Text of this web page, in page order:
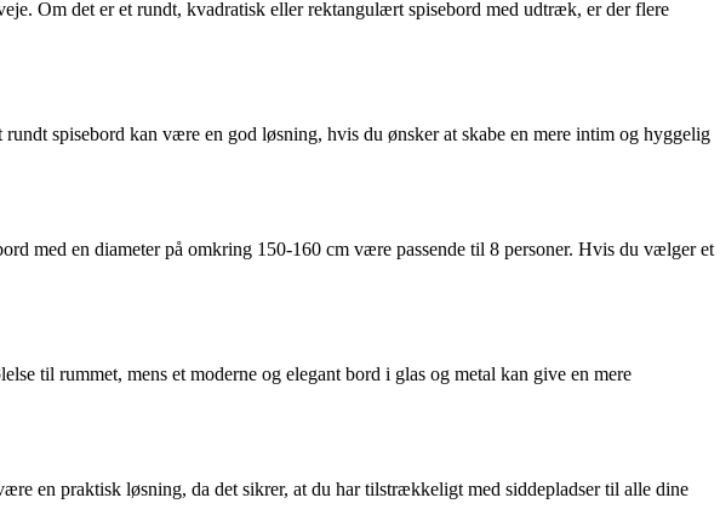
Om det er et rundt, kvadratisk eller rektangulært spisebord med udtræk, er der flere
spisebord kan være en god løsning, hvis du ønsker at skabe en mere intim og hyggelig
med en diameter på omkring 150-160 cm være passende til 8 personer. Hvis du vælger et
til rummet, mens et moderne og elegant bord i glas og metal kan give en mere
en praktisk løsning, da det sikrer, at du har tilstrækkeligt med siddepladser til alle dine